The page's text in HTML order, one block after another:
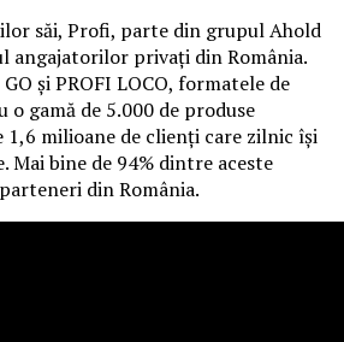
săi, Profi, parte din grupul Ahold
angajatorilor privați din România.
GO și PROFI LOCO, formatele de
o gamă de 5.000 de produse
1,6 milioane de clienți care zilnic își
Mai bine de 94% dintre aceste
din România.